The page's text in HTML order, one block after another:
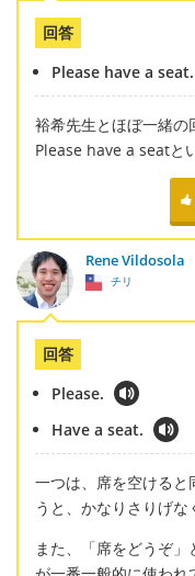
回答
Please have a seat.
裕希先生とほぼ一緒の
Please have a seatと
Rene Vildosola
チリ
回答
Please.
Have a seat.
一つは、席を空ける
うと、かなりさりげな
また、「席をどうぞ